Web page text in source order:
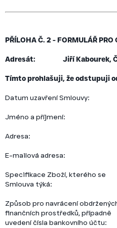
PŘÍLOHA Č. 2 - FORMULÁŘ
Adresát: Jiří Kabourek,
Tímto prohlašuji, že odstupuji
Datum uzavření Smlouvy:
Jméno a příjmení:
Adresa:
E-mailová adresa:
Specifikace Zboží, kterého se
Smlouva týká:
Způsob pro navrácení
finančních prostředků, případně
uvedení čísla bankovního účtu: